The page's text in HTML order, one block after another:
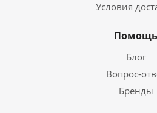
Условия
Помощь
Блог
Вопрос-
Бренды